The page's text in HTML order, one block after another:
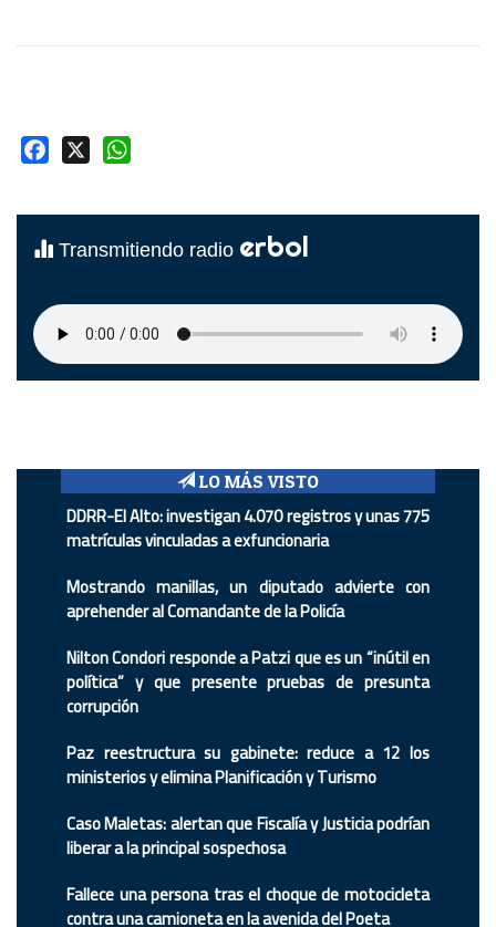
Facebook
Transmitiendo radio erbol
LO MÁS VISTO
DDRR-El Alto: investigan 4.070 registros y unas 775
matrículas vinculadas a exfuncionaria
Mostrando manillas, un diputado advierte con
aprehender al Comandante de la Policía
Nilton Condori responde a Patzi que es un “inútil en
política” y que presente pruebas de presunta
corrupción
Paz reestructura su gabinete: reduce a 12 los
ministerios y elimina Planificación y Turismo
Caso Maletas: alertan que Fiscalía y Justicia podrían
liberar a la principal sospechosa
Fallece una persona tras el choque de motocicleta
contra una camioneta en la avenida del Poeta